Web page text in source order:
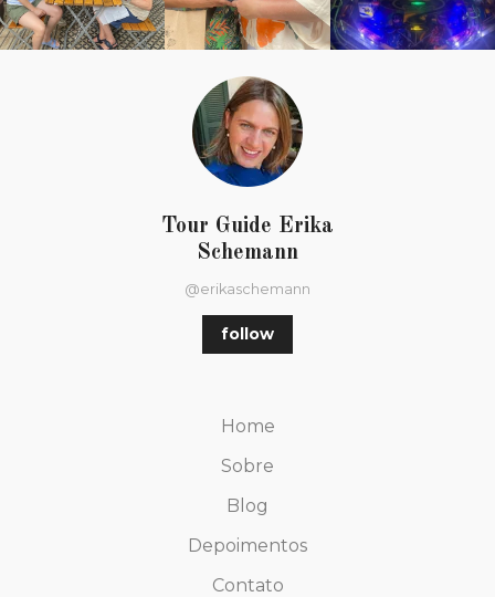
Tour Guide Erika
Schemann
@erikaschemann
follow
Home
Sobre
Blog
Depoimentos
Contato